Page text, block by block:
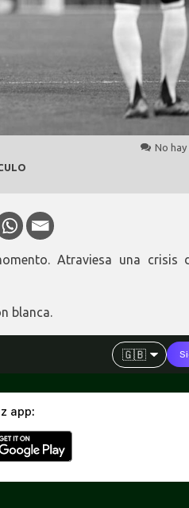
No
Atraviesa una crisis
blanca.